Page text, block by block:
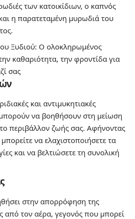
των κατοικίδιων, ο καπνός
η παρατεταμένη μυρωδιά του
Ξυδιού: Ο ολοκληρωμένος
καθαριότητα, την φροντίδα για
σας
και αντιμυκητιακές
μπορούν να βοηθήσουν στη μείωση
περιβάλλον ζωής σας. Αφήνοντας
να ελαχιστοποιήσετε τα
και να βελτιώσετε τη συνολική
στην απορρόφηση της
από τον αέρα, γεγονός που μπορεί